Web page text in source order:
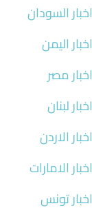
اخبار السودان
اخبار اليمن
اخبار مصر
اخبار لبنان
اخبار الاردن
اخبار الامارات
اخبار تونس